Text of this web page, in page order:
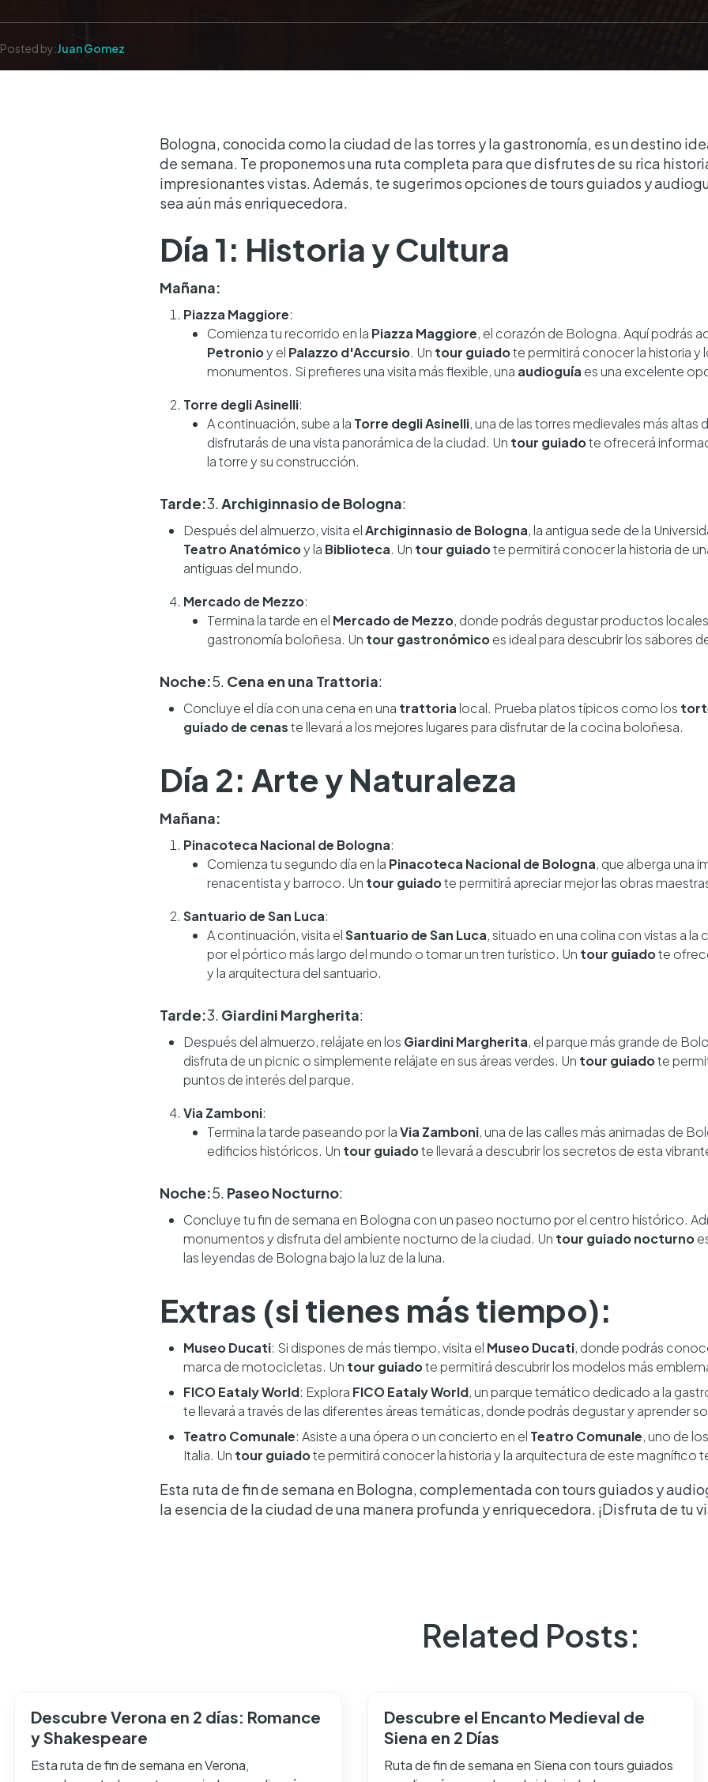
Posted by:Juan Gomez
Bologna, conocida como la ciudad de las torres y la gastronomía, es un destino
de semana. Te proponemos una ruta completa para que disfrutes de su rica
impresionantes vistas. Además, te sugerimos opciones de tours guiados y
sea aún más enriquecedora.
Día 1: Historia y Cultura
Mañana:
Piazza Maggiore:
Comienza tu recorrido en la Piazza Maggiore, el corazón de Bologna. Aquí podrás
Petronioy el Palazzo d'Accursio. Un tour guiadote permitirá conocer la historia y
monumentos. Si prefieres una visita más flexible, una audioguía es una excelente
Torre degli Asinelli:
A continuación, sube a la Torre degli Asinelli, una de las torres medievales más altas
disfrutarás de una vista panorámica de la ciudad. Un tour guiadote ofrecerá
la torre y su construcción.
Tarde:3.Archiginnasio de Bologna:
Después del almuerzo, visita elArchiginnasio de Bologna, la antigua sede de la
Teatro Anatómicoy la Biblioteca. Un tour guiadote permitirá conocer la historia de
antiguas del mundo.
Mercado de Mezzo:
Termina la tarde en el Mercado de Mezzo, donde podrás degustar productos
gastronomía boloñesa. Un tour gastronómicoes ideal para descubrir los sabores
Noche:5. Cena en una Trattoria:
Concluye el día con una cena en una trattoria local. Prueba platos típicos como los
guiado de cenaste llevará a los mejores lugares para disfrutar de la cocina boloñesa.
Día 2: Arte y Naturaleza
Mañana:
Pinacoteca Nacional de Bologna:
Comienza tu segundo día en la Pinacoteca Nacional de Bologna, que alberga una
renacentista y barroco. Un tour guiadote permitirá apreciar mejor las obras
Santuario de San Luca:
A continuación, visita elSantuario de San Luca, situado en una colina con vistas a
por el pórtico más largo del mundo o tomar un tren turístico. Un tour guiadote
y la arquitectura del santuario.
Tarde:3. Giardini Margherita:
Después del almuerzo, relájate en los Giardini Margherita, el parque más grande de
disfruta de un picnic o simplemente relájate en sus áreas verdes. Un tour guiadote
puntos de interés del parque.
Via Zamboni:
Termina la tarde paseando por laVia Zamboni, una de las calles más animadas de
edificios históricos. Un tour guiadote llevará a descubrir los secretos de esta
Noche:5. Paseo Nocturno:
Concluye tu fin de semana en Bologna con un paseo nocturno por el centro histórico.
monumentos y disfruta del ambiente nocturno de la ciudad. Un tour guiado nocturno
las leyendas de Bologna bajo la luz de la luna.
Extras (si tienes más tiempo):
Museo Ducati: Si dispones de más tiempo, visita el Museo Ducati, donde podrás
marca de motocicletas. Un tour guiadote permitirá descubrir los modelos más
FICO Eataly World: Explora FICO Eataly World, un parque temático dedicado a la
te llevará a través de las diferentes áreas temáticas, donde podrás degustar y aprender
Teatro Comunale: Asiste a una ópera o un concierto en el Teatro Comunale, uno de
Italia. Un tour guiadote permitirá conocer la historia y la arquitectura de este magnífico
Esta ruta de fin de semana en Bologna, complementada con tours guiados y
la esencia de la ciudad de una manera profunda y enriquecedora. ¡Disfruta de tu
Related Posts:
Descubre Verona en 2 días: Romance
y Shakespeare
Esta ruta de fin de semana en Verona,
Descubre el Encanto Medieval de
Siena en 2 Días
Ruta de fin de semana en Siena con tours guiados